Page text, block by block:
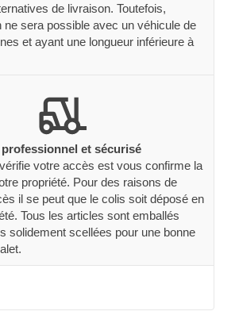
de livraison. Toutefois,
ne sera possible avec un véhicule de
et ayant une longueur inférieure à
et sécurisé
votre accès est vous confirme la
propriété. Pour des raisons de
il se peut que le colis soit déposé en
Tous les articles sont emballés
solidement scellées pour une bonne